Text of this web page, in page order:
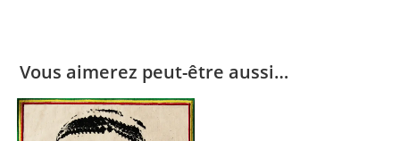
Vous aimerez peut-être aussi…